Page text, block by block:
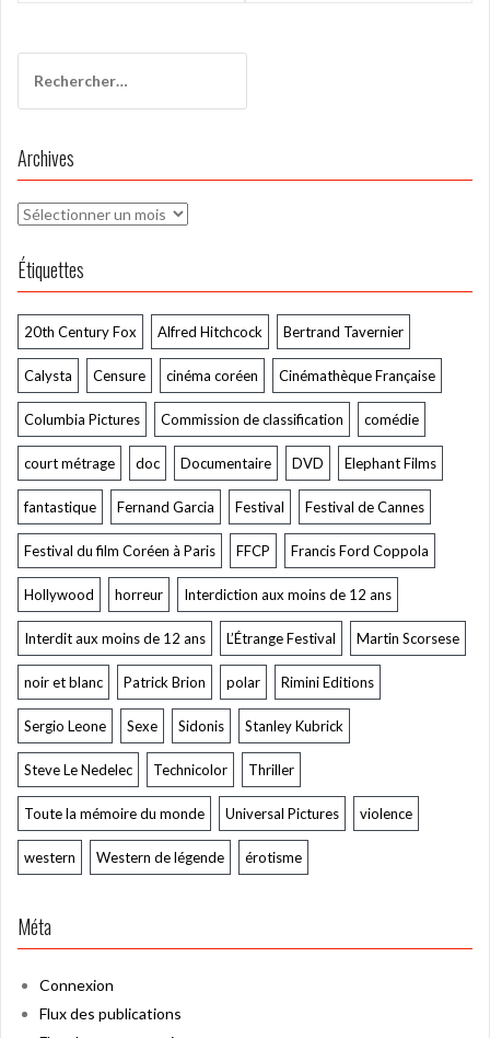
Archives
Archives
Étiquettes
20th Century Fox Alfred Hitchcock Bertrand Tavernier
Calysta Censure cinéma coréen Cinémathèque Française
Columbia Pictures Commission de classification comédie
court métrage doc Documentaire DVD Elephant Films
fantastique Fernand Garcia Festival Festival de Cannes
Festival du film Coréen à Paris FFCP Francis Ford Coppola
Hollywood horreur Interdiction aux moins de 12 ans
Interdit aux moins de 12 ans L’Étrange Festival Martin Scorsese
noir et blanc Patrick Brion polar Rimini Editions
Sergio Leone Sexe Sidonis Stanley Kubrick
Steve Le Nedelec Technicolor Thriller
Toute la mémoire du monde Universal Pictures violence
western Western de légende érotisme
Méta
Connexion
Flux des publications